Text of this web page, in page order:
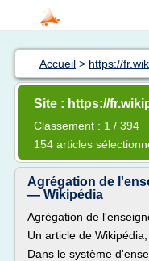
Accueil > https://
Site : https://
Classement : 1 / 394
154 articles
Agrégation de
— Wikipédia
Agrégation de
Un article de
Dans le système